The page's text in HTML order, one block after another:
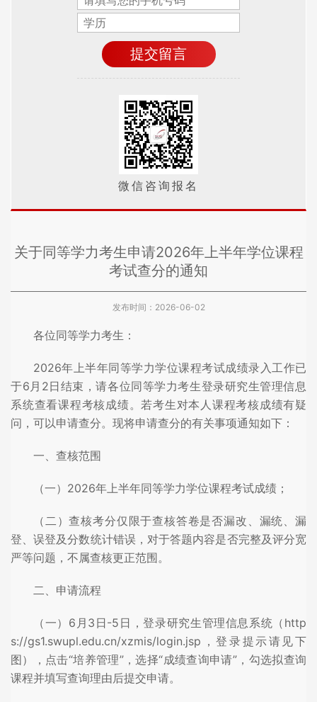
微信咨询报名
关于同等学力考生申请2026年上半年学位课程
考试查分的通知
发布时间：2026-06-02
各位同等学力考生：
2026年上半年同等学力学位课程考试成绩录入工作已
于6月2日结束，请各位同等学力考生登录研究生管理信息
系统查看课程考核成绩。若考生对本人课程考核成绩有疑
问，可以申请查分。现将申请查分的有关事项通知如下：
一、查核范围
（一）2026年上半年同等学力学位课程考试成绩；
（二）查核考分仅限于查核答卷是否漏改、漏统、漏
登、误登及分数统计错误，对于答题内容是否完整及评分宽
严等问题，不属查核更正范围。
二、申请流程
（一）6月3日-5日，登录研究生管理信息系统（http
s://gs1.swupl.edu.cn/xzmis/login.jsp，登录提示请见下
图），点击“培养管理”，选择“成绩查询申请”，勾选拟查询
课程并填写查询理由后提交申请。